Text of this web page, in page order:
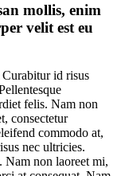
mollis, enim
velit est eu
id risus
felis. Nam non
consectetur
commodo at,
nec ultricies.
non laoreet mi,